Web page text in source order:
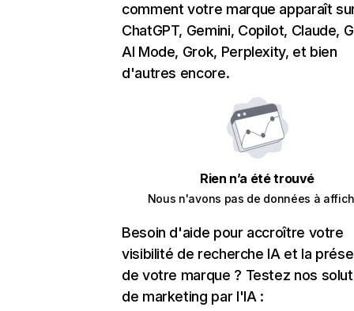
comment votre marque apparaît
ChatGPT, Gemini, Copilot, Claude,
AI Mode, Grok, Perplexity, et bien
d'autres encore.
Rien n’a été trouvé
Nous n'avons pas de données à
Besoin d'aide pour accroître votre
visibilité de recherche IA et la
de votre marque ? Testez nos
de marketing par l'IA :